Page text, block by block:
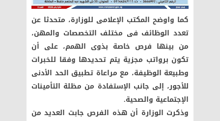
كما واوضح المكتب الإعلامى للوزارة، متحدثا عن
تعدد الوظائف فى مختلف التخصصات والمهن،
من بينها فرص خاصة بذوى الهمم، على أن
تكون برواتب مجزية يتم تحديدها وفقا للخبرات
وطبيعة الوظيفة، مع مراعاة تطبيق الحد الأدنى
للأجور، إلى جانب الإستفادة من مظلة التأمينات
الإجتماعية والصحية.
وذكرت الوزارة أن هذه الفرص جابت العديد من